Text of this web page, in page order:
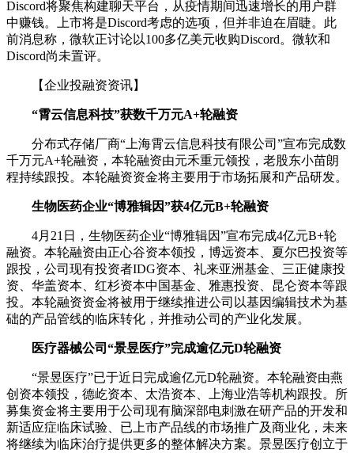
Discord将聚焦构建聊天平台，从疫情期间迅速增长的用户群
中赚钱。上市将是Discord考虑的选项，但并非迫在眉睫。此
前消息称，微软正讨论以100多亿美元收购Discord。微软和
Discord尚未置评。
【企业投融资资讯】
“霄云信息科技”获数千万元A+轮融资
分布式存储厂商“上海霄云信息科技有限公司”宣布完成数
千万元A+轮融资，本轮融资由元禾重元领投，老股东小苗朗
程持续跟投。本轮融资资金将主要用于市场拓展和产品研发。
生物医药企业“博雅辑因”获4亿元B+轮融资
4月21日，生物医药企业“博雅辑因”宣布完成4亿元B+轮
融资。本轮融资由正心谷资本领投，博远资本、夏尔巴投资等
跟投，公司现有投资者IDG资本、礼来亚洲基金、三正健康投
资、华盖资本、红杉资本中国基金、雅惠投资、昆仑资本等跟
投。本轮融资资金将被用于继续推进公司以基因编辑技术为基
础的产品管线的临床转化，并推动公司的产业化发展。
医疗器械公司“景昱医疗”完成逾亿元D轮融资
“景昱医疗”已于近日完成逾亿元D轮融资。本轮融资由燕
创资本领投，德屹资本、太浩资本、上海业浩等机构跟投。所
募集资金将主要用于公司现有脑深部电刺激在研产品的开发和
新适应症临床试验、已上市产品线的市场推广及商业化，未来
将继续为临床治疗提供更多的整体解决方案。景昱医疗创立于